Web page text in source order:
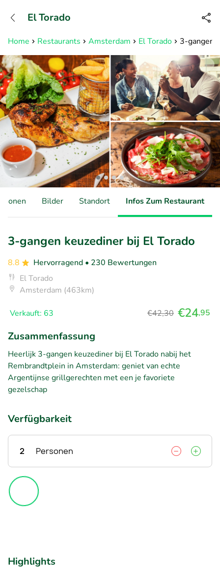
Erreichbar bis 23:00 Uhr (max
0,09€/Min)
Home Restaurants Amsterdam El Torado 3-gangen
El Torado
Bilder Standort Infos Zum Restaurant
3-gangen keuzediner bij El Torado
8.8 Hervorragend • 230 Bewertungen
El Torado
Amsterdam (463km)
Verkauft: 63 €42,30 €24,95
Zusammenfassung
Heerlijk 3-gangen keuzediner bij El Torado nabij het
Rembrandtplein in Amsterdam: geniet van echte
Argentijnse grillgerechten met een je favoriete
gezelschap
Verfügbarkeit
2 Personen
Highlights